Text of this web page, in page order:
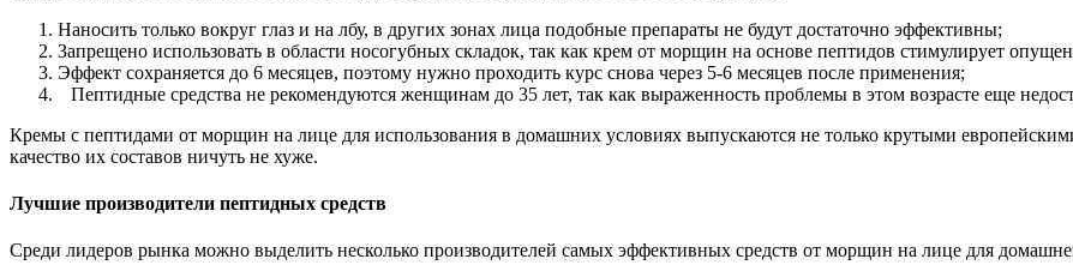
Наносить только вокруг глаз и на лбу, в других зонах лица подобные препараты не будут достаточно эффективны;
Запрещено использовать в области носогубных складок, так как крем от морщин на основе пептидов стимулирует
Эффект сохраняется до 6 месяцев, поэтому нужно проходить курс снова через 5-6 месяцев после применения;
Пептидные средства не рекомендуются женщинам до 35 лет, так как выраженность проблемы в этом возрасте еще
Кремы с пептидами от морщин на лице для использования в домашних условиях выпускаются не только крутыми
качество их составов ничуть не хуже.
Лучшие производители пептидных средств
Среди лидеров рынка можно выделить несколько производителей самых эффективных средств от морщин на лице для